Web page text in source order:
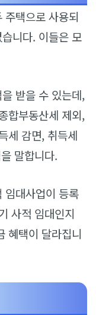
주택으로 사용되
니다. 이들은 모
받을 수 있는데,
합부동산세 제외,
세 감면, 취득세
말합니다.
임대사업이 등록
사적 임대인지
혜택이 달라집니